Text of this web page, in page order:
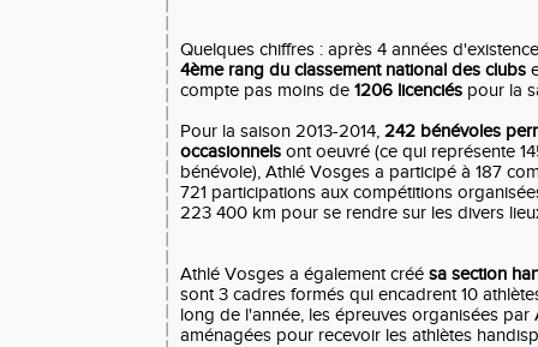
Quelques chiffres : après 4 années
4ème rang du classement national des clubs
compte pas moins de 1206 licenciés pour la
Pour la saison 2013-2014, 242 bénévoles
occasionnels ont oeuvré (ce qui représente
bénévole), Athlé Vosges a participé à 187
721 participations aux compétitions
223 400 km pour se rendre sur les divers
Athlé Vosges a également créé sa section
sont 3 cadres formés qui encadrent 10
long de l'année, les épreuves organisées par
aménagées pour recevoir les athlètes